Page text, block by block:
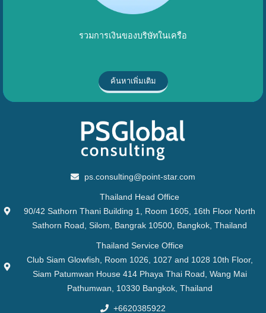
รวมการเงินของบริษัทในเครือ
ค้นหาเพิ่มเติม
ps.consulting@point-star.com
Thailand Head Office
90/42 Sathorn Thani Building 1, Room 1605, 16th Floor North
Sathorn Road, Silom, Bangrak 10500, Bangkok, Thailand
Thailand Service Office
Club Siam Glowfish, Room 1026, 1027 and 1028 10th Floor,
Siam Patumwan House 414 Phaya Thai Road, Wang Mai
Pathumwan, 10330 Bangkok, Thailand
+6620385922